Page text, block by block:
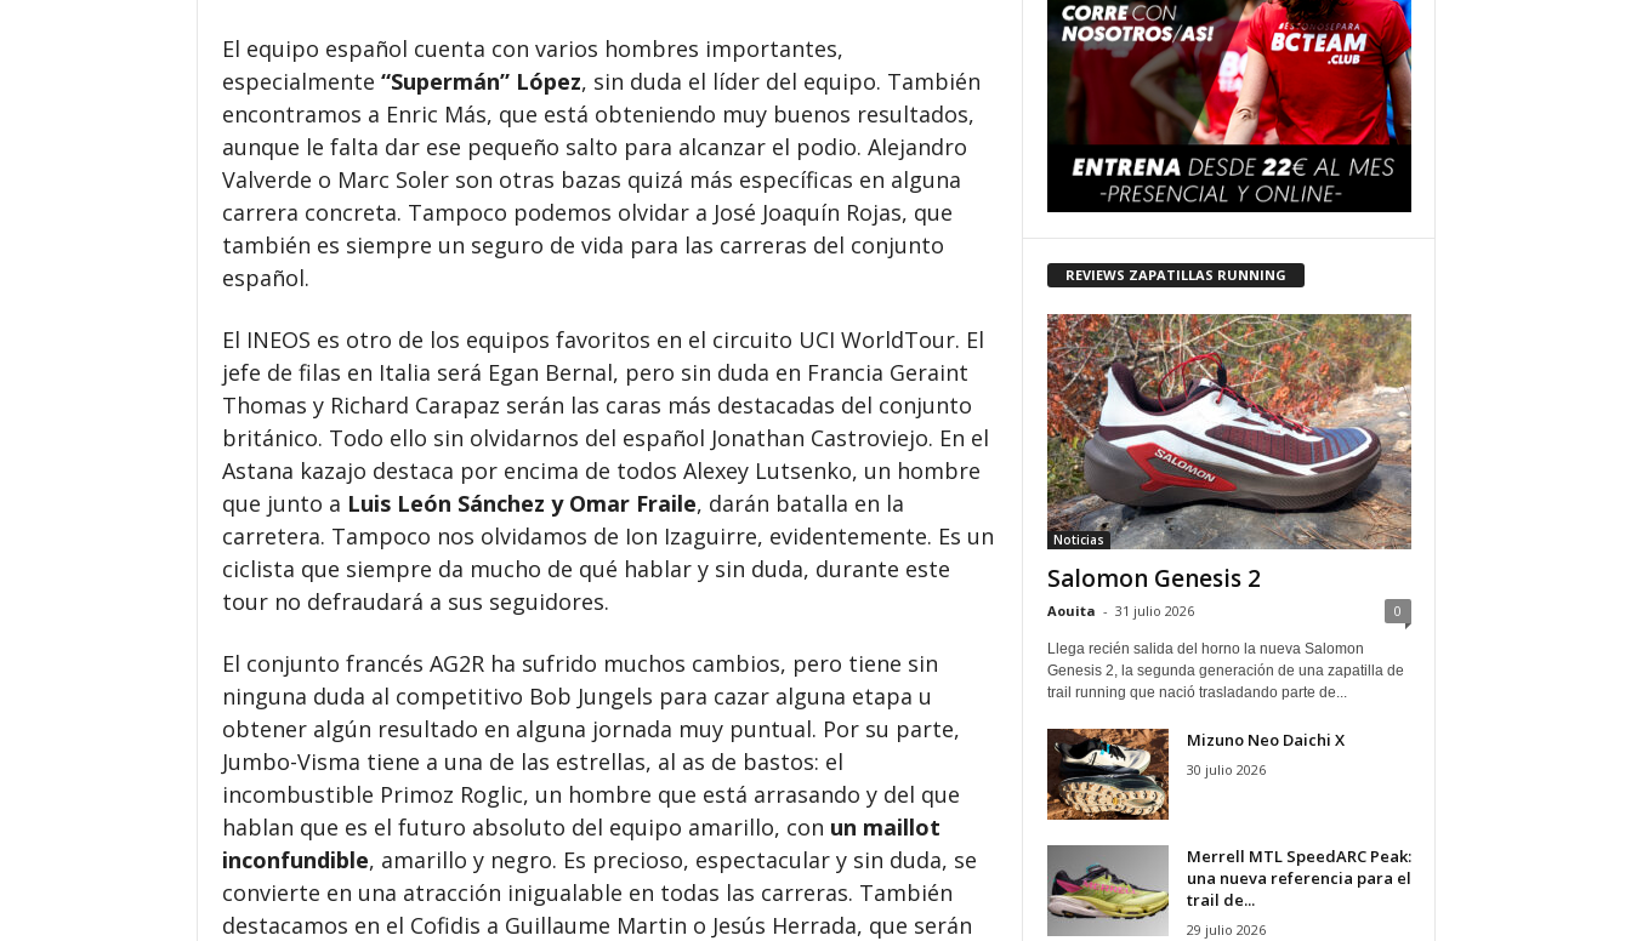
El equipo español cuenta con varios hombres importantes,
especialmente “Supermán” López, sin duda el líder del equipo. También
encontramos a Enric Más, que está obteniendo muy buenos resultados,
aunque le falta dar ese pequeño salto para alcanzar el podio. Alejandro
Valverde o Marc Soler son otras bazas quizá más específicas en alguna
carrera concreta. Tampoco podemos olvidar a José Joaquín Rojas, que
también es siempre un seguro de vida para las carreras del conjunto
español.
El INEOS es otro de los equipos favoritos en el circuito UCI WorldTour. El
jefe de filas en Italia será Egan Bernal, pero sin duda en Francia Geraint
Thomas y Richard Carapaz serán las caras más destacadas del conjunto
británico. Todo ello sin olvidarnos del español Jonathan Castroviejo. En el
Astana kazajo destaca por encima de todos Alexey Lutsenko, un hombre
que junto a Luis León Sánchez y Omar Fraile, darán batalla en la
carretera. Tampoco nos olvidamos de Ion Izaguirre, evidentemente. Es un
ciclista que siempre da mucho de qué hablar y sin duda, durante este
tour no defraudará a sus seguidores.
El conjunto francés AG2R ha sufrido muchos cambios, pero tiene sin
ninguna duda al competitivo Bob Jungels para cazar alguna etapa u
obtener algún resultado en alguna jornada muy puntual. Por su parte,
Jumbo-Visma tiene a una de las estrellas, al as de bastos: el
incombustible Primoz Roglic, un hombre que está arrasando y del que
hablan que es el futuro absoluto del equipo amarillo, con un maillot
inconfundible, amarillo y negro. Es precioso, espectacular y sin duda, se
convierte en una atracción inigualable en todas las carreras. También
destacamos en el Cofidis a Guillaume Martin o Jesús Herrada, que serán
REVIEWS ZAPATILLAS RUNNING
Noticias
Salomon Genesis 2
Aouita - 31 julio 2026 0
Llega recién salida del horno la nueva Salomon
Genesis 2, la segunda generación de una zapatilla de
trail running que nació trasladando parte de...
Mizuno Neo Daichi X
30 julio 2026
Merrell MTL SpeedARC Peak:
una nueva referencia para el
trail de...
29 julio 2026